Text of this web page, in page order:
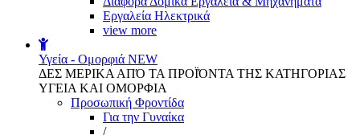
Εργαλεία Ηλεκτρικά
view more
Υγεία - Ομορφιά NEW
ΔΕΣ ΜΕΡΙΚΑ ΑΠΌ ΤΑ ΠΡΟΪΌΝΤΑ ΤΗΣ ΚΑΤΗΓΟΡΙΑΣ
ΥΓΕΙΑ ΚΑΙ ΟΜΟΡΦΙΑ
Προσωπική Φροντίδα
Για την Γυναίκα
/